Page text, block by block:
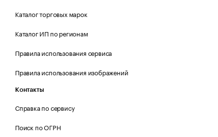
Каталог торговых марок
Каталог ИП по регионам
Правила использования сервиса
Правила использования изображений
Контакты
Справка по сервису
Поиск по ОГРН